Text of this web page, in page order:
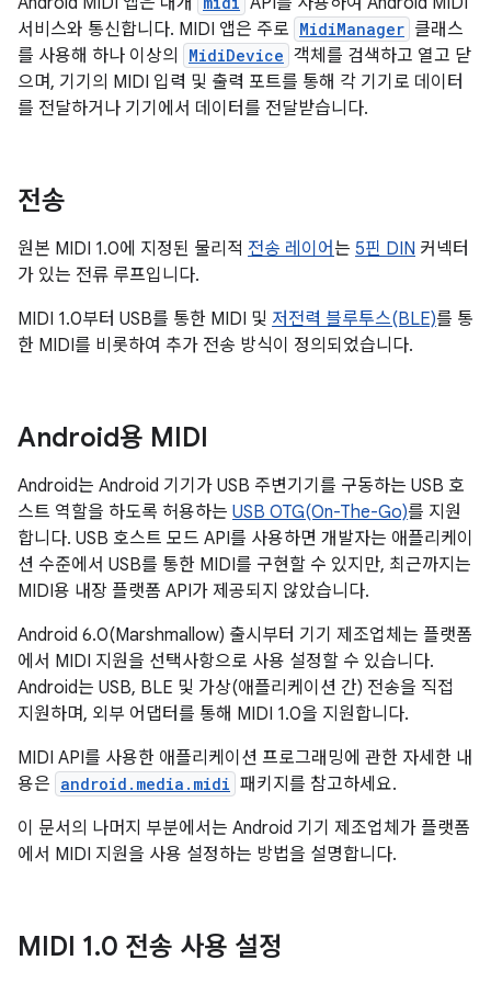
서비스와 통신합니다. MIDI 앱은 주로 MidiManager 클래스
를 사용해 하나 이상의
MidiDevice 객체를 검색하고 열고 닫
으며, 기기의 MIDI 입력 및 출력 포트를 통해 각 기기로 데이터
를 전달하거나 기기에서 데이터를 전달받습니다.
전송
원본 MIDI 1.0에 지정된 물리적 전송 레이어는 5핀 DIN 커넥터
가 있는 전류 루프입니다.
MIDI 1.0부터 USB를 통한 MIDI 및 저전력 블루투스(BLE)를 통
한 MIDI를 비롯하여 추가 전송 방식이 정의되었습니다.
Android용 MIDI
Android는 Android 기기가 USB 주변기기를 구동하는 USB 호
스트 역할을 하도록 허용하는 USB OTG(On-The-Go)를 지원
합니다. USB 호스트 모드 API를 사용하면 개발자는 애플리케이
션 수준에서 USB를 통한 MIDI를 구현할 수 있지만, 최근까지는
MIDI용 내장 플랫폼 API가 제공되지 않았습니다.
Android 6.0(Marshmallow) 출시부터 기기 제조업체는 플랫폼
에서 MIDI 지원을 선택사항으로 사용 설정할 수 있습니다.
Android는 USB, BLE 및 가상(애플리케이션 간) 전송을 직접
지원하며, 외부 어댑터를 통해 MIDI 1.0을 지원합니다.
MIDI API를 사용한 애플리케이션 프로그래밍에 관한 자세한 내
용은 android.media.midi 패키지를 참고하세요.
이 문서의 나머지 부분에서는 Android 기기 제조업체가 플랫폼
에서 MIDI 지원을 사용 설정하는 방법을 설명합니다.
MIDI 1.0 전송 사용 설정